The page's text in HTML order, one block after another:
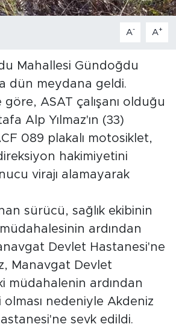
A- A+
Mahallesi Gündoğdu
dün meydana geldi.
ASAT çalışanı olduğu
Alp Yılmaz'ın (33)
089 plakalı motosiklet,
hakimiyetini
virajı alamayarak
sürücü, sağlık ekibinin
ardından
Devlet Hastanesi'ne
Manavgat Devlet
müdahalenin ardından
nedeniyle Akdeniz
sevk edildi.